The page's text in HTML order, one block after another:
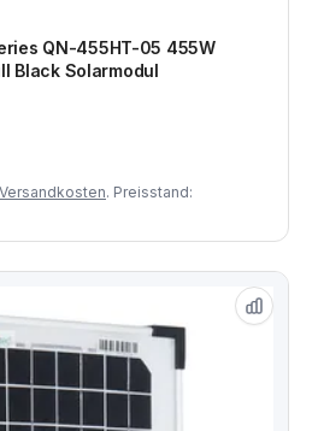
QN-455HT-05 455W
Black Solarmodul
Versandkosten. Preisstand: